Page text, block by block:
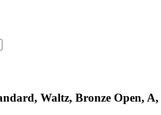
Waltz, Bronze Open,